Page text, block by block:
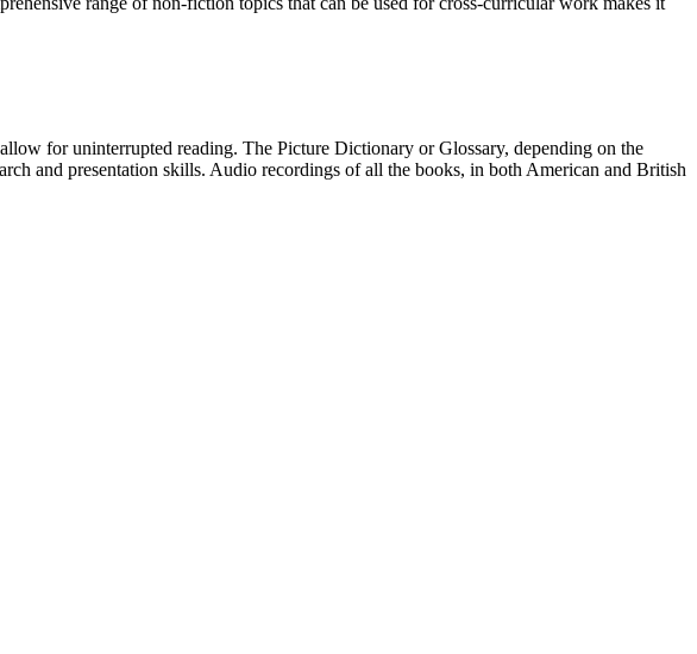
for uninterrupted reading. The Picture Dictionary or Glossary, depending on the
and presentation skills. Audio recordings of all the books, in both American and British